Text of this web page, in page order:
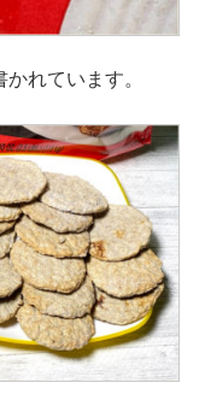
れています。